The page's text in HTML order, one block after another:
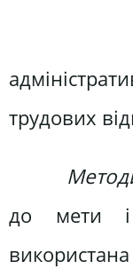
трудових
до мети і